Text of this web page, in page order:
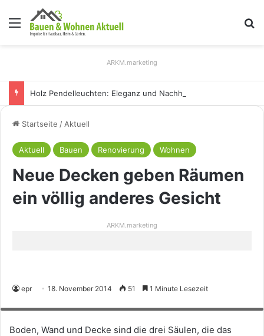
Menü
ARKM.marketing
Startseite / Aktuell
Aktuell Bauen Renovierung Wohnen
Neue Decken geben Räumen
ein völlig anderes Gesicht
ARKM.marketing
epr 18. November 2014 51 1 Minute Lesezeit
matte, weiße Decke mit einem farbigen Eyecatcher und Spots kombiniert
Boden, Wand und Decke sind die drei Säulen, die das